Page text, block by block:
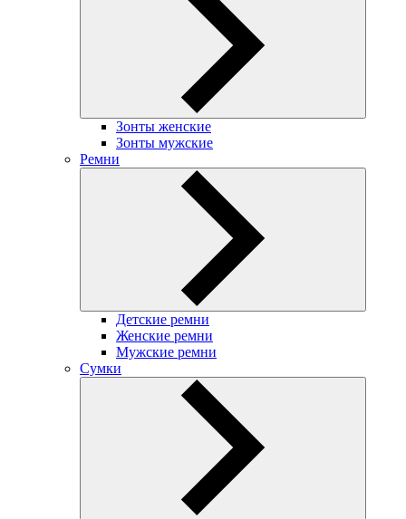
Зонты женские
Зонты мужские
Ремни
Детские ремни
Женские ремни
Мужские ремни
Сумки